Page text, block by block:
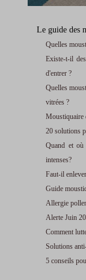
Le guide des
Quelles
Existe-t-il
d'entrer ?
Quelles
vitrées ?
Moustiquaire
20 solutions
Quand et
intenses?
Faut-il
Guide
Allergie
Alerte Juin
Comment
Solutions
5 conseils